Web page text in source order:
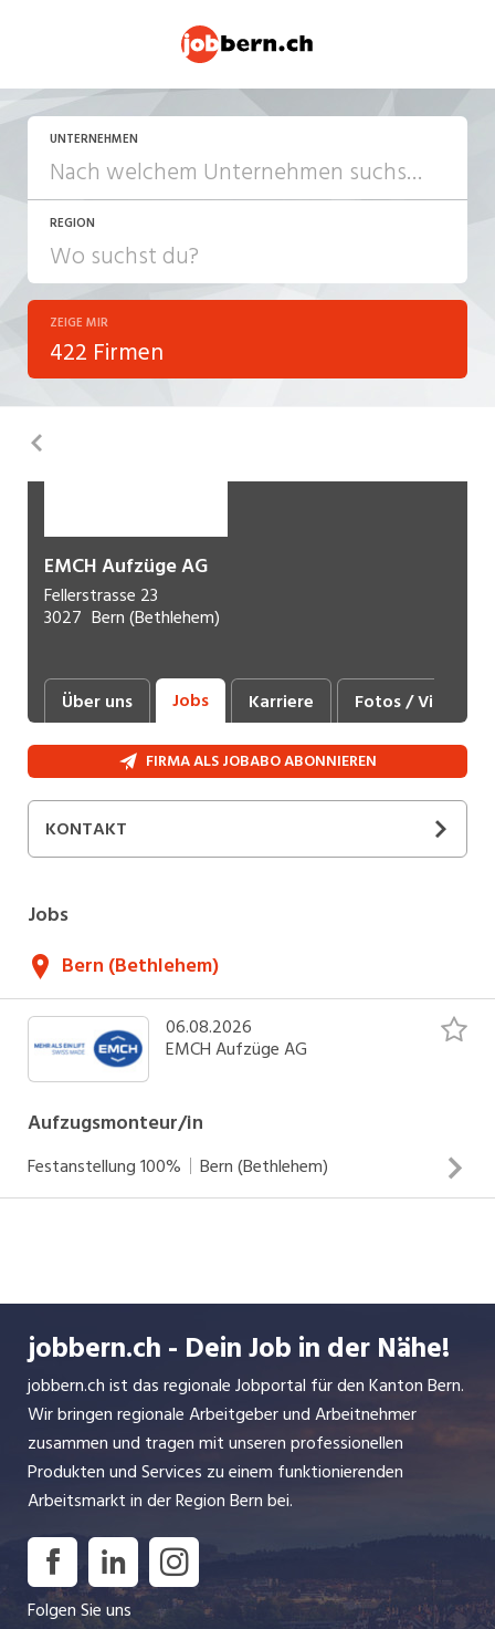
UNTERNEHMEN
REGION
ZEIGE MIR
422 Firmen
EMCH Aufzüge AG
Fellerstrasse 23
3027 Bern (Bethlehem)
Über uns Jobs Karriere Fotos / Videos
FIRMA ALS JOBABO ABONNIEREN
KONTAKT
Jobs
Bern (Bethlehem)
06.08.2026
EMCH Aufzüge AG
Aufzugsmonteur/in
Festanstellung100% Bern (Bethlehem)
Du wirst mit vielen abwechslungsreichen und spannenden
Aufgaben in Berührung kommen. Durch die Einzigartigkeit
von all unseren Liften bleibt deine Arbeit immer spannend.
INSERAT ANSEHEN
jobbern.ch - Dein Job in der Nähe!
jobbern.ch ist das regionale Jobportal für den Kanton Bern.
Wir bringen regionale Arbeitgeber und Arbeitnehmer
zusammen und tragen mit unseren professionellen
Produkten und Services zu einem funktionierenden
Arbeitsmarkt in der Region Bern bei.
Folgen Sie uns